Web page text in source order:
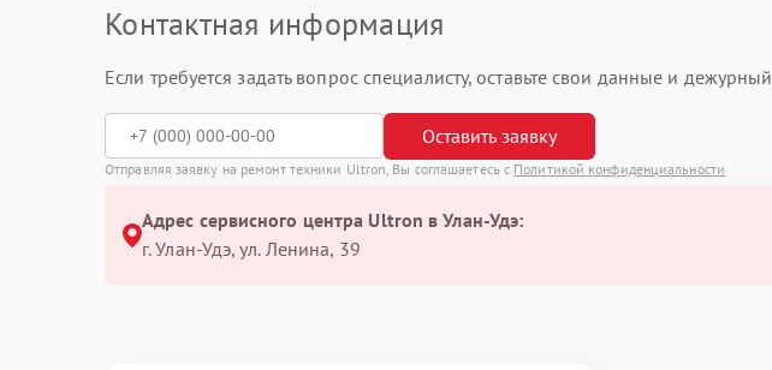
Контактная информация
Если требуется задать вопрос специалисту, оставьте свои данные и
Оставить заявку
Отправляя заявку на ремонт техники Ultron, Вы соглашаетесь с Политикой конфиденциальности
Адрес сервисного центра Ultron в Улан-Удэ:
г. Улан-Удэ, ул. Ленина, 39